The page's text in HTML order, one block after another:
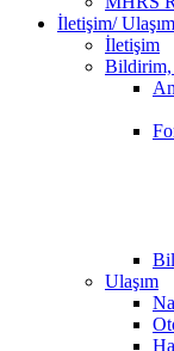
İletişim/ Ulaşım
İletişim
Bildirim,
Ulaşım